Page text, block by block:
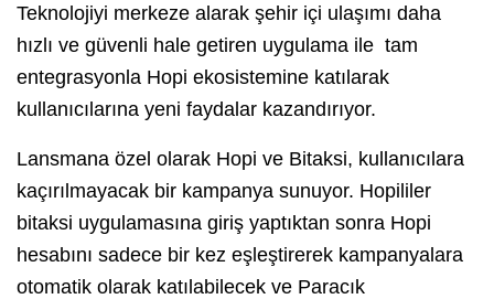
Teknolojiyi merkeze alarak şehir içi ulaşımı daha
hızlı ve güvenli hale getiren uygulama ile tam
entegrasyonla Hopi ekosistemine katılarak
kullanıcılarına yeni faydalar kazandırıyor.
Lansmana özel olarak Hopi ve Bitaksi, kullanıcılara
kaçırılmayacak bir kampanya sunuyor. Hopililer
bitaksi uygulamasına giriş yaptıktan sonra Hopi
hesabını sadece bir kez eşleştirerek kampanyalara
otomatik olarak katılabilecek ve Paracık